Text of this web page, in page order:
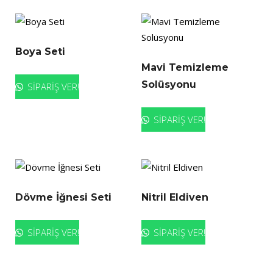
Boya Seti
SİPARİŞ VER!
Mavi Temizleme
Solüsyonu
SİPARİŞ VER!
Dövme İğnesi Seti
SİPARİŞ VER!
Nitril Eldiven
SİPARİŞ VER!